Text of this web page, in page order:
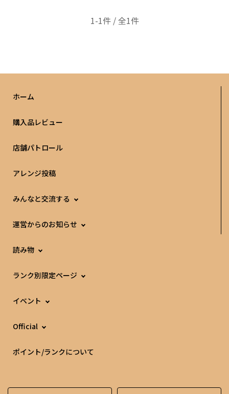
1-1件 / 全1件
ホーム
購入品レビュー
店舗パトロール
アレンジ投稿
みんなと交流する
運営からのお知らせ
読み物
ランク別限定ページ
イベント
Official
ポイント/ランクについて